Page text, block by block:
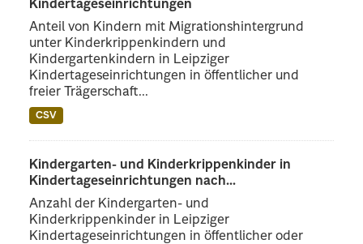
Kindertageseinrichtungen
Anteil von Kindern mit Migrationshintergrund
unter Kinderkrippenkindern und
Kindergartenkindern in Leipziger
Kindertageseinrichtungen in öffentlicher und
freier Trägerschaft...
CSV
Kindergarten- und Kinderkrippenkinder in
Kindertageseinrichtungen nach...
Anzahl der Kindergarten- und
Kinderkrippenkinder in Leipziger
Kindertageseinrichtungen in öffentlicher oder